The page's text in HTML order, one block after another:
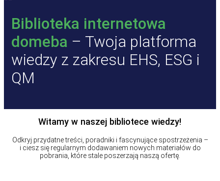
Biblioteka internetowa
domeba – Twoja platforma
wiedzy z zakresu EHS, ESG i
QM
Witamy w naszej bibliotece wiedzy!
Odkryj przydatne treści, poradniki i fascynujące spostrzeżenia –
i ciesz się regularnym dodawaniem nowych materiałów do
pobrania, które stale poszerzają naszą ofertę.